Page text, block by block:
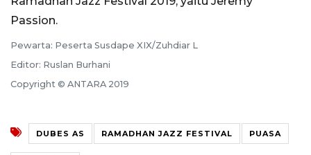
Passion.
Pewarta: Peserta Susdape XIX/Zuhdiar L
Editor: Ruslan Burhani
Copyright © ANTARA 2019
DUBES AS RAMADHAN JAZZ FESTIVAL PUASA